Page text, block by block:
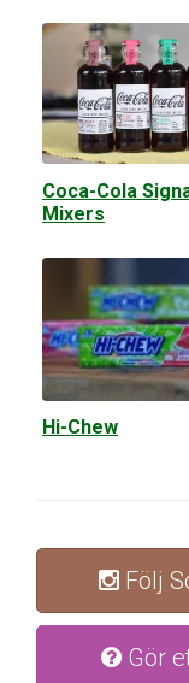
Coca-Cola
Mixers
Hi-Chew
Följ
Gör